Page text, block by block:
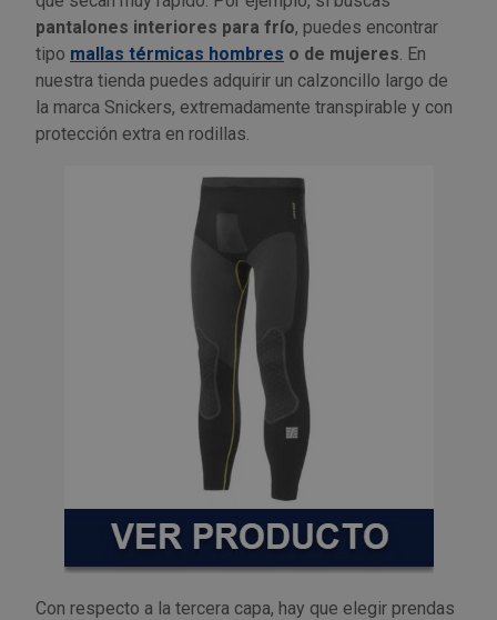
pantalones interiores para frío, puedes encontrar
tipo mallas térmicas hombres o de mujeres . En
nuestra tienda puedes adquirir un calzoncillo largo de
la marca Snickers, extremadamente transpirable y con
protección extra en rodillas.
Con respecto a la tercera capa, hay que elegir prendas